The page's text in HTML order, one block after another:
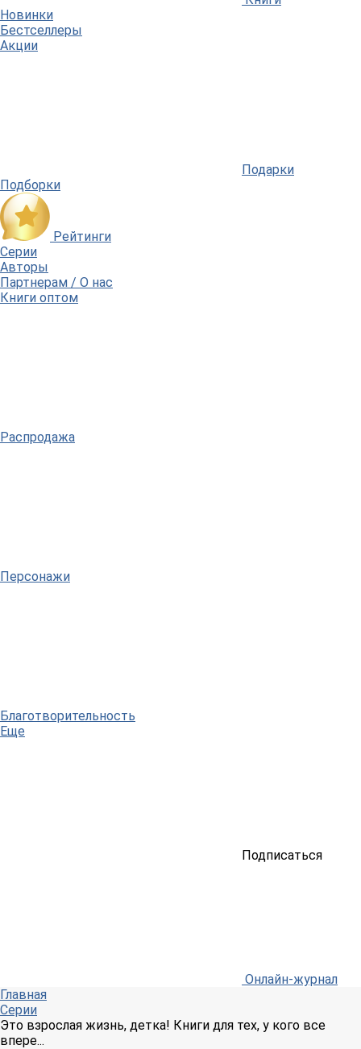
Новинки
Бестселлеры
Акции
Подарки
Подборки
Рейтинги
Серии
Авторы
Партнерам / О нас
Книги оптом
Распродажа
Персонажи
Благотворительность
Еще
Подписаться
Онлайн-журнал
Главная
Серии
Это взрослая жизнь, детка! Книги для тех, у кого все
впере...